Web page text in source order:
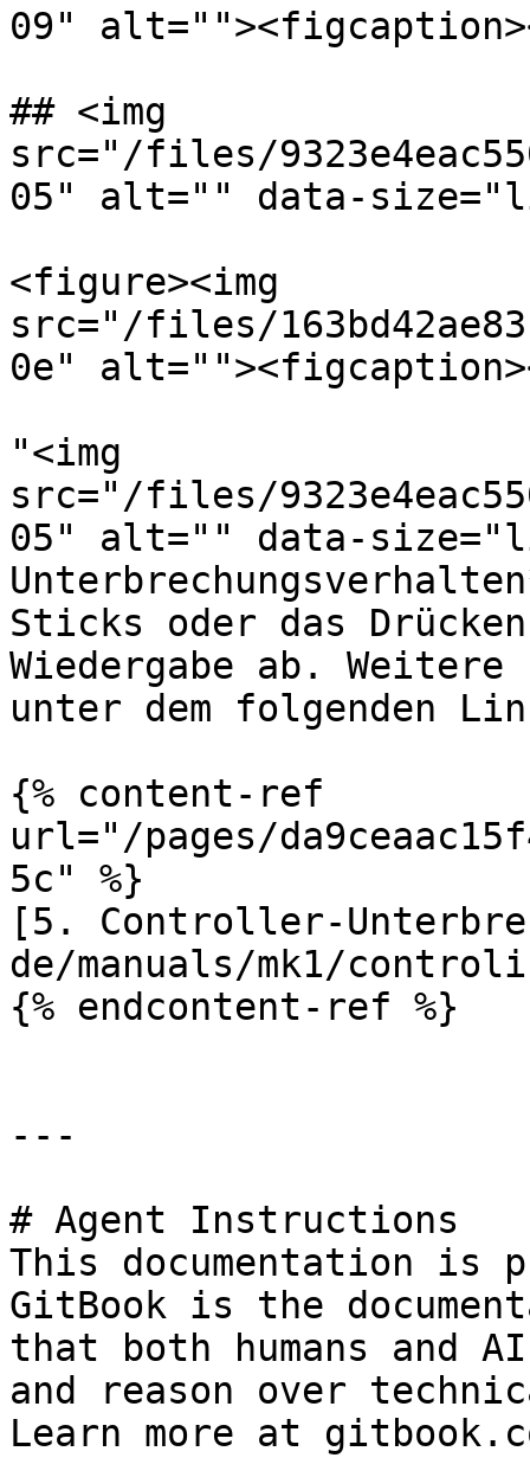
09"
## <img
src="/files/
05" alt="" data-
<figure><img
src="/files/
0e"
"<img
src="/files/
05" alt="" data-
Sticks oder das
Wiedergabe ab.
unter dem folgenden
{% content-ref
url="/pages/
5c" %}
[5. Controller-
de/manuals/mk1/
{% endcontent-ref %}
---
# Agent Instructions
This documentation is
GitBook is the
that both humans and
and reason over
Learn more at